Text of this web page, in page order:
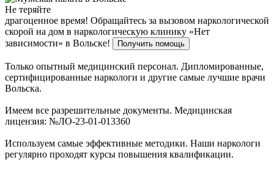
Не теряйте
драгоценное время! Обращайтесь за вызовом наркологической
скорой на дом в наркологическую клинику «Нет
зависимости» в Вольске!
Получить помощь
Только опытный медицинский персонал. Дипломированные,
сертифицированные наркологи и другие самые лучшие врачи
Вольска.
Имеем все разрешительные документы. Медицинская
лицензия: №ЛО-23-01-013360
Используем самые эффективные методики. Наши наркологи
регулярно проходят курсы повышения квалификации.